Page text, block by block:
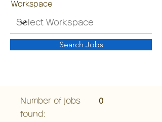
Workspace
Search Jobs
Number of jobs
found:
0